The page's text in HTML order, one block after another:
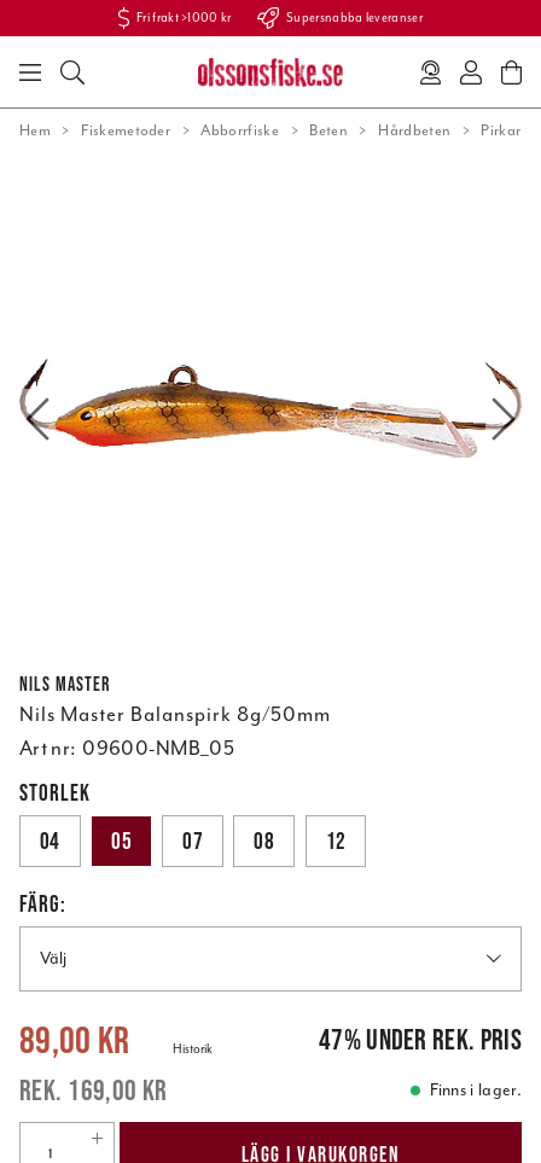
Fri frakt >1000 kr Supersnabba leveranser
Hem Fiskemetoder Abborrfiske Beten Hårdbeten Pirkar
Nils Master
Nils Master Balanspirk 8g/50mm
Art nr: 09600-NMB_05
STORLEK
04
05 07 08 12
FÄRG:
Välj
Nuvarande pris: 169,00 kr
89,00 kr
169,00 kr
Historik 47%under rek. pris
Finns i lager.
LÄGG I VARUKORGEN